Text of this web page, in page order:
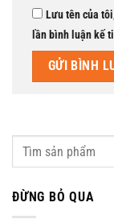
Lưu tên của
lần bình luận kế
ĐỪNG BỎ QUA